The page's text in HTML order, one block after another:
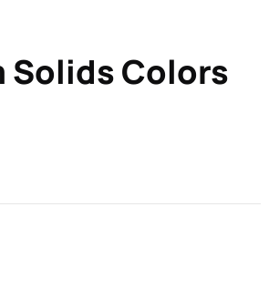
Solids Colors